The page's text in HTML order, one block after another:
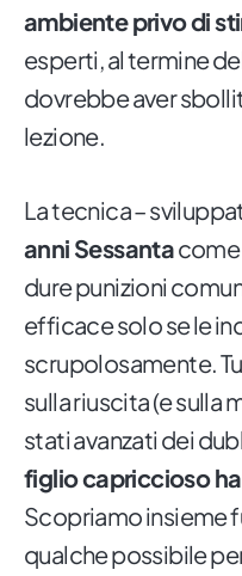
ambiente privo di
esperti, al termine
dovrebbe aver
lezione.
La tecnica –
anni Sessantacome
dure punizioni
efficace solo se le
scrupolosamente.
sulla riuscita (e sulla
stati avanzati dei
figlio capriccioso
Scopriamo insieme
qualche possibile